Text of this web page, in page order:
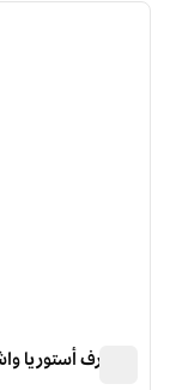
1 من 12
والدورف